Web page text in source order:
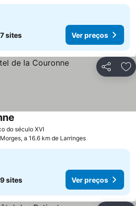
7 sites Ver preços
Partilhar
do século XVI
Morges, a 16.6 km de Larringes
9 sites Ver preços